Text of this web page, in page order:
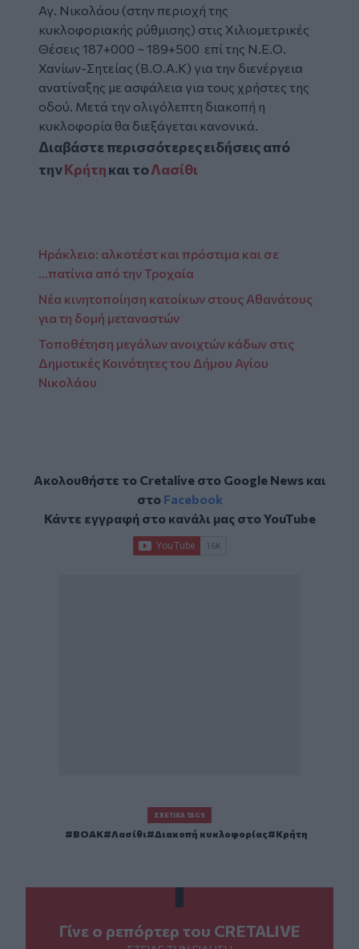
Αγ. Νικολάου (στην περιοχή της
κυκλοφοριακής ρύθμισης) στις Χιλιομετρικές
Θέσεις 187+000 ~ 189+500 επί της Ν.Ε.Ο.
Χανίων-Σητείας (Β.Ο.Α.Κ) για την διενέργεια
ανατίναξης με ασφάλεια για τους χρήστες της
οδού. Μετά την ολιγόλεπτη διακοπή η
κυκλοφορία θα διεξάγεται κανονικά.
Διαβάστε περισσότερες ειδήσεις από
τηνΚρήτηκαι τοΛασίθι
Ηράκλειο: αλκοτέστ και πρόστιμα και σε
...πατίνια από την Τροχαία
Νέα κινητοποίηση κατοίκων στους Αθανάτους
για τη δομή μεταναστών
Τοποθέτηση μεγάλων ανοιχτών κάδων στις
Δημοτικές Κοινότητες του Δήμου Αγίου
Νικολάου
Ακολουθήστε το Cretalive στο Google Newsκαι
στο Facebook
Κάντε εγγραφή στο κανάλι μας στοYouTube
ΣΧΕΤΙΚΆ TAGS
ΒΟΑΚ Λασίθι Διακοπή κυκλοφορίας Κρήτη
Γίνε ο ρεπόρτερ του CRETALIVE